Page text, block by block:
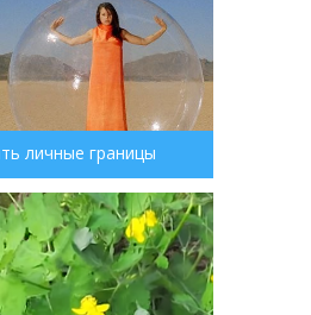
личные границы